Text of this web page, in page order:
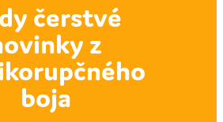
čerstvé
z
boja